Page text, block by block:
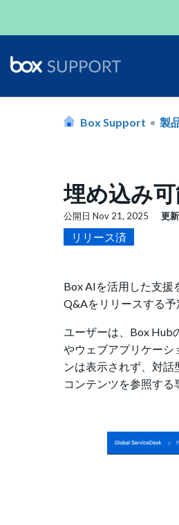
Box Support 製
埋め込み
公開日 Nov 21, 2025 更
リリース済
Box AIを活用した支援
Q&Aをリリースする予
ユーザーは、Box Hub
やウェブアプリケーシ
ンは表示されず、対
コンテンツを参照する